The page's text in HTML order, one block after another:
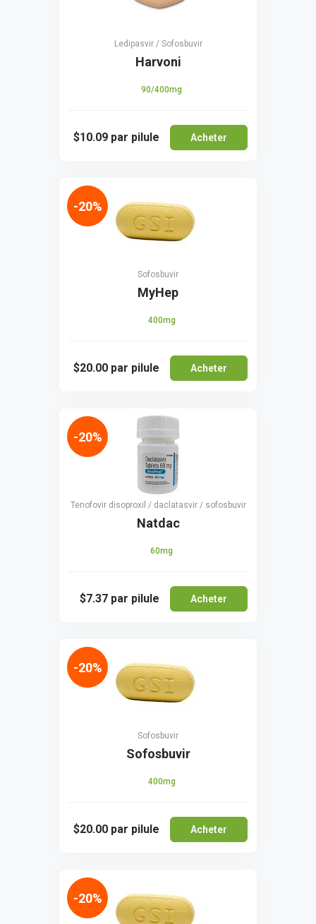
Ledipasvir / Sofosbuvir
Harvoni
90/400mg
$10.09 par pilule Acheter
Sofosbuvir
MyHep
400mg
$20.00 par pilule Acheter
-20%
Tenofovir disoproxil / daclatasvir / sofosbuvir
Natdac
60mg
$7.37 par pilule Acheter
-20%
Sofosbuvir
Sofosbuvir
400mg
$20.00 par pilule Acheter
-20%
-20%